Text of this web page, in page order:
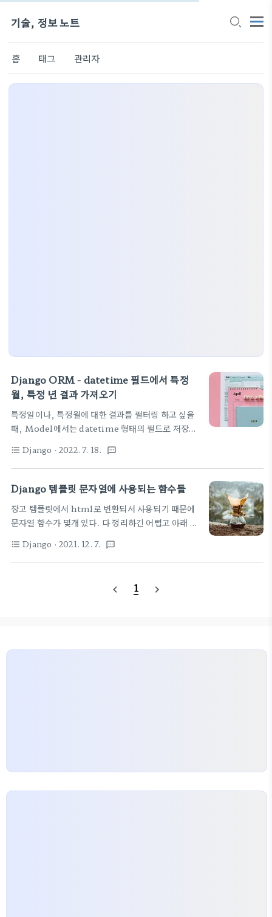
기술, 정보 노트
홈 태그 관리자
Django ORM - datetime 필드에서 특정
월, 특정 년 결과 가져오기
특정일이나, 특정월에 대한 결과를 필터링 하고 싶을
때, Model에서는 datetime 형태의 필드로 저장해
로 조사해야 되나 생각했는데, 다행히 __month,
__year, __day 이런 내장 키워드가 존재하고 있어
다행이다.
orderitem_list.filter(date_due__month=cur_month,
date_due__year=cur_year) 장고 프로젝트 홈의
문서에서도 찾아 볼 수 있다.
https://docs.djangoproject.com/en/4.0/ref/models/
format_list_bulleted Django · 2022. 7. 18. textsms
Django 템플릿 문자열에 사용되는 함수들
장고 템플릿에서 html로 변환되서 사용되기 때문에
문자열 함수가 몇개 있다. 다 정리하긴 어렵고 아래 페
https://himanmengit.github.io/django/2018/02/23/Built-
In-Template-Filter.html Django 내장 템플릿
himanmengit.github.io 일단 아래 3개를 사용
을 이스케이프 한다.
format_list_bulleted Django · 2021. 12. 7. textsms
navigate_before 1 navigate_next